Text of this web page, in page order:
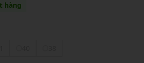
hàng